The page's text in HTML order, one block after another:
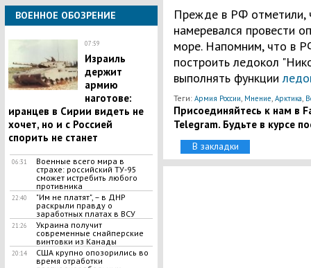
ВОЕННОЕ ОБОЗРЕНИЕ
07:59
​Израиль
держит
армию
наготове:
иранцев в Сирии видеть не
хочет, но и с Россией
спорить не станет
06:31
Военные всего мира в
страхе: российский ТУ-95
сможет истребить любого
противника
22:40
"Им не платят", – в ДНР
раскрыли правду о
заработных платах в ВСУ
21:26
Украина получит
современные снайперские
винтовки из Канады
20:14
США крупно опозорились во
время отработки
Прежде в РФ отметили,
намеревался провести
море. Напомним, что в
построить ледокол
выполнять функции
Теги: Армия России Мнение Арктика
Присоединяйтесь к нам в
Telegram. Будьте в курсе
В закладки